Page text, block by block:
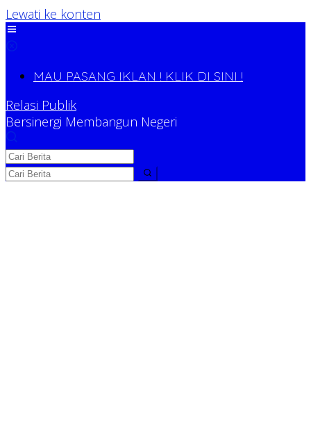
Lewati ke konten
MAU PASANG IKLAN ! KLIK DI SINI !
Relasi Publik
Bersinergi Membangun Negeri